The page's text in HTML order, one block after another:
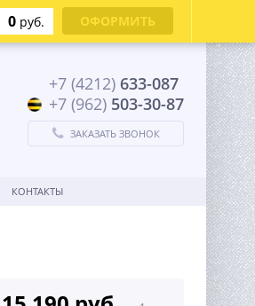
+7 (4212) 633-087
+7 (962) 503-30-87
ЗАКАЗАТЬ ЗВОНОК
КОНТАКТЫ
0 руб. ОФОРМИТЬ